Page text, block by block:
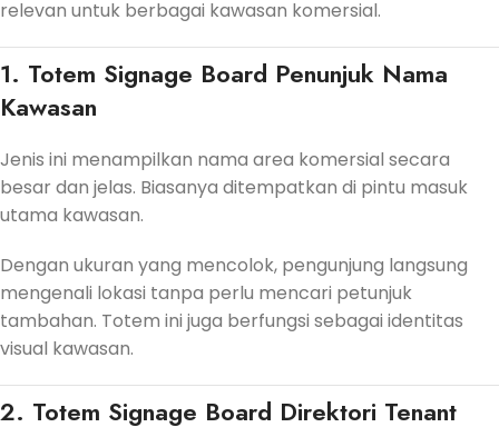
relevan untuk berbagai kawasan komersial.
1. Totem Signage Board Penunjuk Nama
Kawasan
Jenis ini menampilkan nama area komersial secara
besar dan jelas. Biasanya ditempatkan di pintu masuk
utama kawasan.
Dengan ukuran yang mencolok, pengunjung langsung
mengenali lokasi tanpa perlu mencari petunjuk
tambahan. Totem ini juga berfungsi sebagai identitas
visual kawasan.
2. Totem Signage Board Direktori Tenant